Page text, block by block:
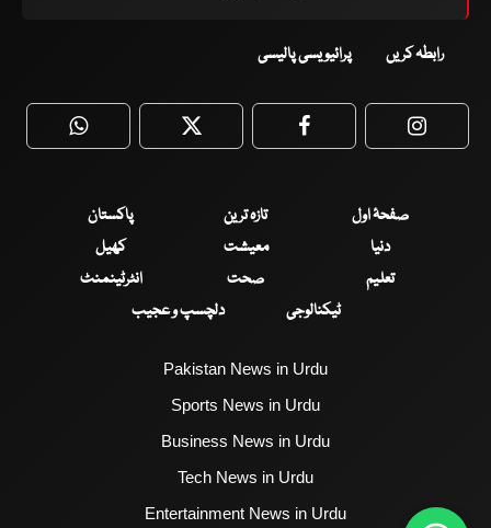
رابطہ کریں پرائیویسی پالیسی
WhatsApp Twitter Facebook
صفحۂ اول تازہ ترین
پاکستان
دنیا
معیشت
کھیل
تعلیم
صحت
انٹرٹینمنٹ
ٹیکنالوجی
دلچسپ و عجیب
Pakistan News in Urdu
Sports News in Urdu
Business News in Urdu
Tech News in Urdu
Entertainment News in Urdu